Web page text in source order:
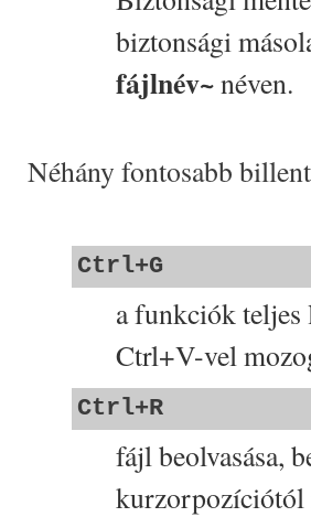
biztonsági
fájlnév~néven.
Néhány fontosabb
Ctrl+G
a funkciók
Ctrl+V-vel
Ctrl+R
fájl beolvasása,
kurzorpozíciótól